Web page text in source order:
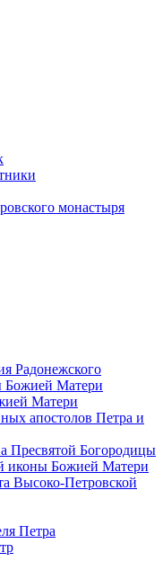
монастыря
Радонежского
Божией Матери
Матери
апостолов Петра и
Пресвятой Богородицы
иконы Божией Матери
Высоко-Петровской
Петра